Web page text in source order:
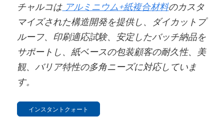
チャルコはアルミニウム+紙複合材料のカスタ
マイズされた構造開発を提供し、ダイカットプ
ルーフ、印刷適応試験、安定したバッチ納品を
サポートし、紙ベースの包装顧客の耐久性、美
観、バリア特性の多角ニーズに対応していま
す。
インスタントクォート